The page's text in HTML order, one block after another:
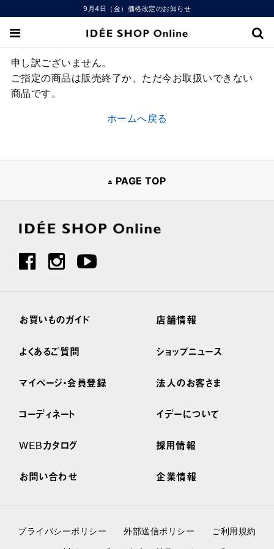
9月4日（金）価格改定のお知らせ
申し訳ございません。
ご指定の商品は販売終了か、ただ今お取扱いできない
商品です。
ホームへ戻る
PAGE TOP
お買いものガイド
よくあるご質問
マイページ・会員登録
コーディネート
WEBカタログ
お問い合わせ
店舗情報
ショップニュース
法人のお客さま
イデーについて
採用情報
企業情報
プライバシーポリシー 外部送信ポリシー
ご利用規約